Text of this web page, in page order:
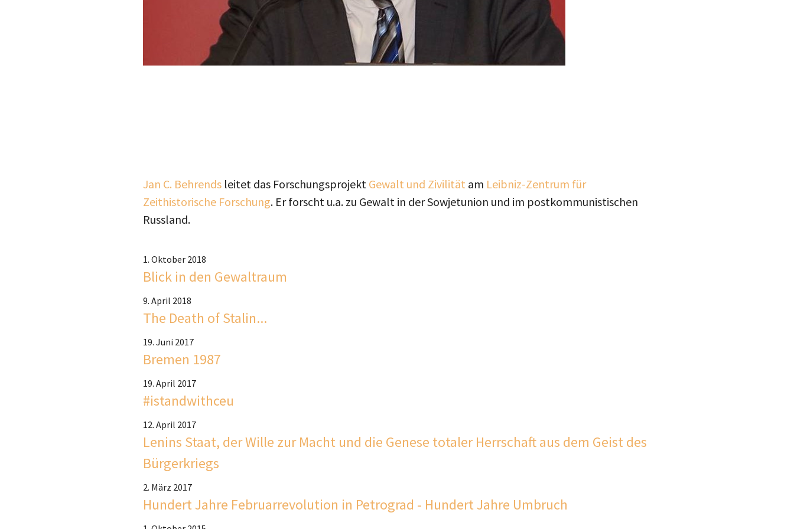
Jan C. Behrends leitet das Forschungsprojekt Gewalt und Zivilität am Leibniz-Zentrum für
Zeithistorische Forschung. Er forscht u.a. zu Gewalt in der Sowjetunion und im postkommunistischen
Russland.
1. Oktober 2018
Blick in den Gewaltraum
9. April 2018
The Death of Stalin...
19. Juni 2017
Bremen 1987
19. April 2017
#istandwithceu
12. April 2017
Lenins Staat, der Wille zur Macht und die Genese totaler Herrschaft aus dem Geist des
Bürgerkriegs
2. März 2017
Hundert Jahre Februarrevolution in Petrograd - Hundert Jahre Umbruch